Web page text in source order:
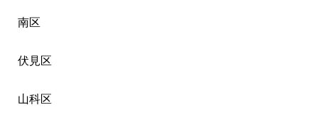
南区
伏見区
山科区